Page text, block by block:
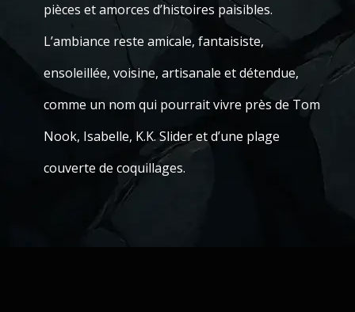
pièces et amorces d’histoires paisibles.
L’ambiance reste amicale, fantaisiste,
ensoleillée, voisine, artisanale et détendue,
comme un nom qui pourrait vivre près de Tom
Nook, Isabelle, K.K. Slider et d’une plage
couverte de coquillages.